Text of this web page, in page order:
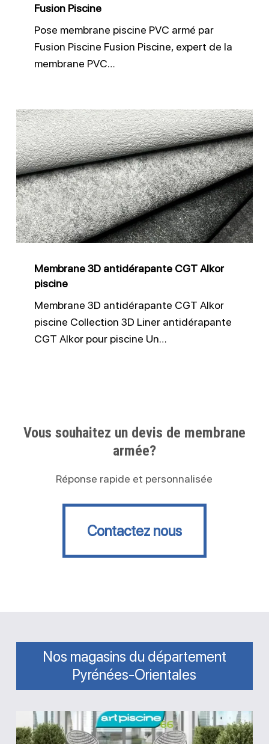
Fusion Piscine
Pose membrane piscine PVC armé par
Fusion Piscine Fusion Piscine, expert de la
membrane PVC…
Membrane
3D
antidérapante
CGT
Alkor
piscine
Membrane 3D antidérapante CGT Alkor
piscine
Membrane 3D antidérapante CGT Alkor
piscine Collection 3D Liner antidérapante
CGT Alkor pour piscine Un…
Vous souhaitez un devis de membrane
armée?
Réponse rapide et personnalisée
Contactez nous
Contactez nous
Nos magasins du département
Pyrénées-Orientales
Magasin
Art